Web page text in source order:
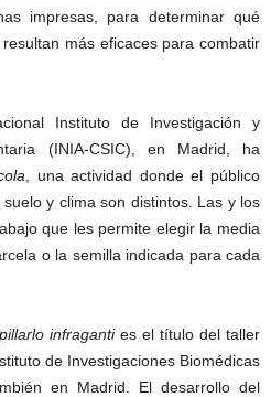
impresas, para determinar qué
más eficaces para combatir
Instituto de Investigación y
(INIA-CSIC), en Madrid, ha
, una actividad donde el público
y clima son distintos. Las y los
que les permite elegir la media
o la semilla indicada para cada
infraganties el título del taller
de Investigaciones Biomédicas
en Madrid. El desarrollo del